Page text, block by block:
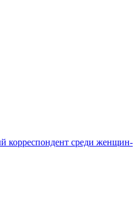
корреспондент среди женщин-